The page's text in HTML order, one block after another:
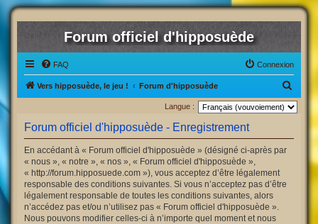
Forum officiel d'hipposuède
FAQ Connexion
Vers hipposuède, le jeu ! Forum d'hipposuède
e
Langue :
Forum officiel d'hipposuède - Enregistrement
En accédant à « Forum officiel d'hipposuède » (désigné ci-après par
« nous », « notre », « nos », « Forum officiel d'hipposuède »,
« http://forum.hipposuede.com »), vous acceptez d’être légalement
responsable des conditions suivantes. Si vous n’acceptez pas d’être
légalement responsable de toutes les conditions suivantes, alors
n’accédez pas et/ou n’utilisez pas « Forum officiel d'hipposuède ».
Nous pouvons modifier celles-ci à n’importe quel moment et nous